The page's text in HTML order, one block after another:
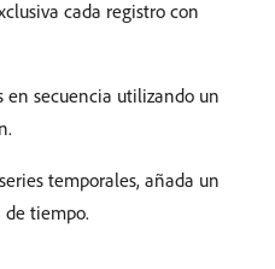
cada registro con
en secuencia utilizando un
temporales, añada un
tiempo.